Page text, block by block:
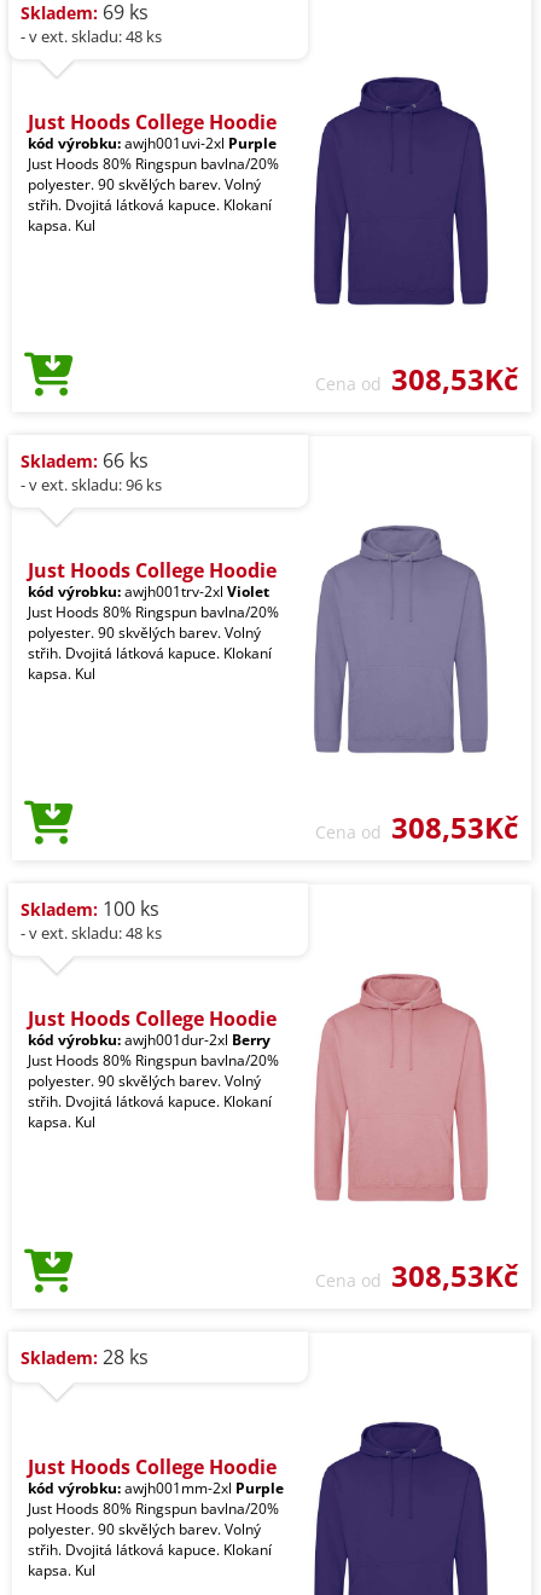
Skladem: 69 ks
- v ext. skladu: 48 ks
Just Hoods College Hoodie
kód výrobku:awjh001uvi-2xl Purple
Just Hoods 80% Ringspun bavlna/20%
polyester. 90 skvělých barev. Volný
střih. Dvojitá látková kapuce. Klokaní
kapsa. Kul
Cena od 308,53Kč
Skladem: 66 ks
- v ext. skladu: 96 ks
Just Hoods College Hoodie
kód výrobku:awjh001trv-2xl Violet
Just Hoods 80% Ringspun bavlna/20%
polyester. 90 skvělých barev. Volný
střih. Dvojitá látková kapuce. Klokaní
kapsa. Kul
Cena od 308,53Kč
Skladem: 100 ks
- v ext. skladu: 48 ks
Just Hoods College Hoodie
kód výrobku:awjh001dur-2xl Berry
Just Hoods 80% Ringspun bavlna/20%
polyester. 90 skvělých barev. Volný
střih. Dvojitá látková kapuce. Klokaní
kapsa. Kul
Cena od 308,53Kč
Skladem: 28 ks
Just Hoods College Hoodie
kód výrobku:awjh001mm-2xl Purple
Just Hoods 80% Ringspun bavlna/20%
polyester. 90 skvělých barev. Volný
střih. Dvojitá látková kapuce. Klokaní
kapsa. Kul